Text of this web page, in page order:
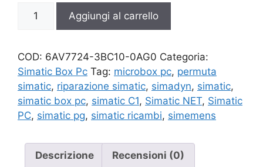
3BC10-
quantità
Aggiungi al carrello
COD: 6AV7724-3BC10-0AG0 Categoria:
Simatic Box Pc Tag: microbox pc, permuta
simatic, riparazione simatic, simadyn, simatic,
simatic box pc, simatic C1, Simatic NET, Simatic
PC, simatic pg, simatic ricambi, simemens
Descrizione Recensioni (0)